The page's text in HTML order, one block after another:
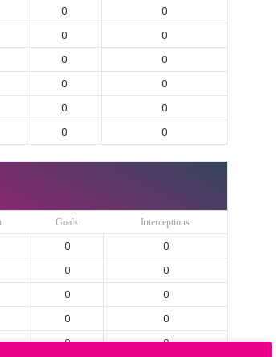
0
0
0
0
0
0
0
0
0
0
0 0
Goals Interceptions
0
0
0
0
0
0
0
0
0
0